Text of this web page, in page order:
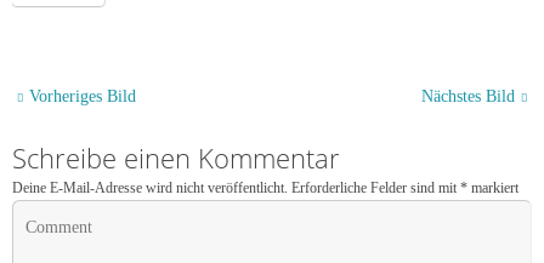
Vorheriges Bild Nächstes Bild
Schreibe einen Kommentar
Deine E-Mail-Adresse wird nicht veröffentlicht. Erforderliche Felder sind mit * markiert